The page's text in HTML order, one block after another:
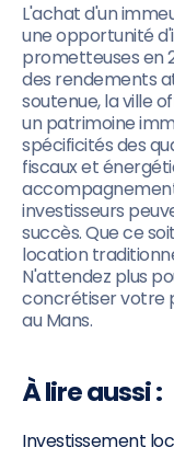
L'achat d'un
une opportunité
prometteuses en
des rendements
soutenue, la ville
un patrimoine
spécificités des
fiscaux et
investisseurs
succès. Que ce
location
N'attendez plus
concrétiser votre
au Mans.
À lire aussi :
Investissement